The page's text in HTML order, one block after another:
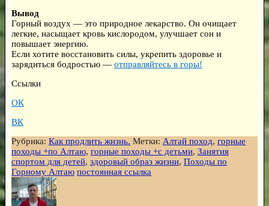
Вывод
Горный воздух — это природное лекарство. Он очищает
легкие, насыщает кровь кислородом, улучшает сон и
повышает энергию.
Если хотите восстановить силы, укрепить здоровье и
зарядиться бодростью — отправляйтесь в горы!
Ссылки
ОК
ВК
Рубрика: Как продлить жизнь. Метки: Алтай поход, горные
походы +по Алтаю, горные походы +с детьми, Занятия
спортом для детей, здоровый образ жизни, Походы по
Горному Алтаю постоянная ссылка